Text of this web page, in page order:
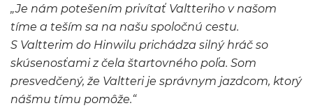
„Je nám potešením privítať Valtteriho v našom
tíme a teším sa na našu spoločnú cestu.
S Valtterim do Hinwilu prichádza silný hráč so
skúsenosťami z čela štartovného poľa. Som
presvedčený, že Valtteri je správnym jazdcom, ktorý
nášmu tímu pomôže.“